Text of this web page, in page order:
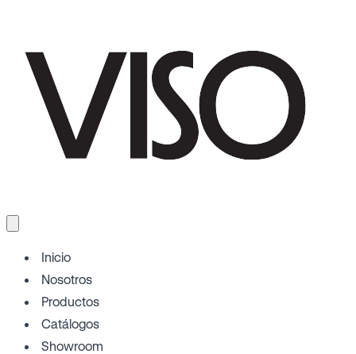
Inicio
Nosotros
Productos
Catálogos
Showroom